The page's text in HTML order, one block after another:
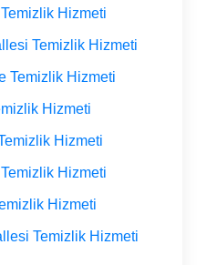
Hizmeti
Temizlik Hizmeti
Temizlik Hizmeti
Hizmeti
Hizmeti
Hizmeti
Hizmeti
Temizlik Hizmeti